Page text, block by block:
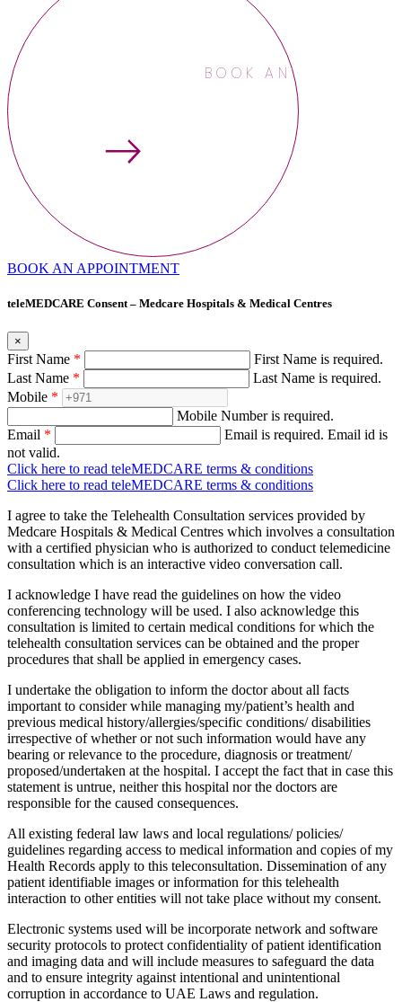
BOOK AN
BOOK AN APPOINTMENT
teleMEDCARE Consent – Medcare Hospitals & Medical Centres
×
First Name *
First Name is required.
Last Name *
Last Name is required.
Mobile *
Mobile Number is required.
Email * Email is required. Email id is
not valid.
Click here to read teleMEDCARE terms & conditions
Click here to read teleMEDCARE terms & conditions
I agree to take the Telehealth Consultation services provided by
Medcare Hospitals & Medical Centres which involves a consultation
with a certified physician who is authorized to conduct telemedicine
consultation which is an interactive video conversation call.
I acknowledge I have read the guidelines on how the video
conferencing technology will be used. I also acknowledge this
consultation is limited to certain medical conditions for which the
telehealth consultation services can be obtained and the proper
procedures that shall be applied in emergency cases.
I undertake the obligation to inform the doctor about all facts
important to consider while managing my/patient’s health and
previous medical history/allergies/specific conditions/ disabilities
irrespective of whether or not such information would have any
bearing or relevance to the procedure, diagnosis or treatment/
proposed/undertaken at the hospital. I accept the fact that in case this
statement is untrue, neither this hospital nor the doctors are
responsible for the caused consequences.
All existing federal law laws and local regulations/ policies/
guidelines regarding access to medical information and copies of my
Health Records apply to this teleconsultation. Dissemination of any
patient identifiable images or information for this telehealth
interaction to other entities will not take place without my consent.
Electronic systems used will be incorporate network and software
security protocols to protect confidentiality of patient identification
and imaging data and will include measures to safeguard the data
and to ensure integrity against intentional and unintentional
corruption in accordance to UAE Laws and regulation.